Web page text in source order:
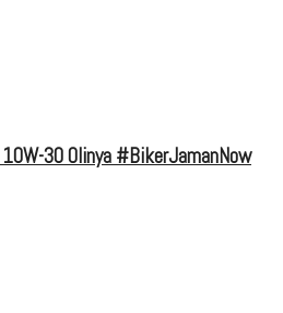
30 Olinya #BikerJamanNow